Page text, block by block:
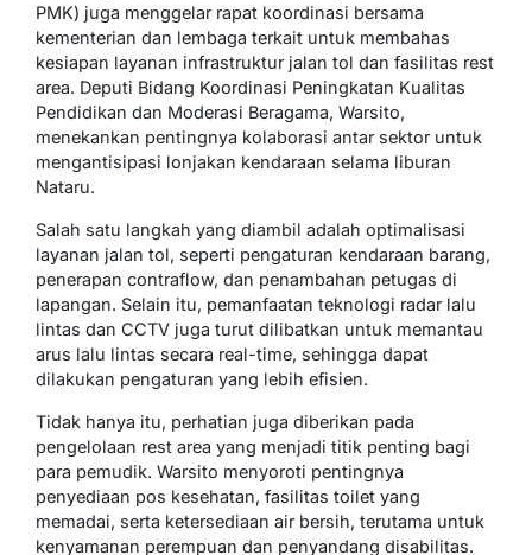
PMK) juga menggelar rapat koordinasi bersama
kementerian dan lembaga terkait untuk membahas
kesiapan layanan infrastruktur jalan tol dan fasilitas rest
area. Deputi Bidang Koordinasi Peningkatan Kualitas
Pendidikan dan Moderasi Beragama, Warsito,
menekankan pentingnya kolaborasi antar sektor untuk
mengantisipasi lonjakan kendaraan selama liburan
Nataru.
Salah satu langkah yang diambil adalah optimalisasi
layanan jalan tol, seperti pengaturan kendaraan barang,
penerapan contraflow, dan penambahan petugas di
lapangan. Selain itu, pemanfaatan teknologi radar lalu
lintas dan CCTV juga turut dilibatkan untuk memantau
arus lalu lintas secara real-time, sehingga dapat
dilakukan pengaturan yang lebih efisien.
Tidak hanya itu, perhatian juga diberikan pada
pengelolaan rest area yang menjadi titik penting bagi
para pemudik. Warsito menyoroti pentingnya
penyediaan pos kesehatan, fasilitas toilet yang
memadai, serta ketersediaan air bersih, terutama untuk
kenyamanan perempuan dan penyandang disabilitas.